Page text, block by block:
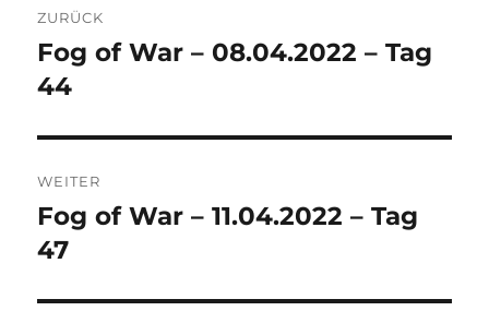
Navigation
ZURÜCK
Vorheriger
Beitrag:
Fog of War – 08.04.2022 – Tag
44
WEITER
Nächster
Beitrag:
Fog of War – 11.04.2022 – Tag
47